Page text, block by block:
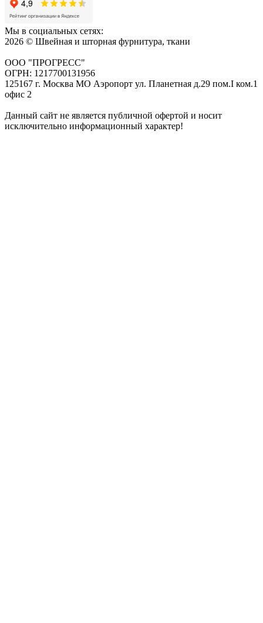
Мы в социальных сетях:
2026 © Швейная и шторная фурнитура, ткани
ООО "ПРОГРЕСС"
ОГРН: 1217700131956
125167 г. Москва МО Аэропорт ул. Планетная д.29 пом.I ком.1
офис 2
Данный сайт не является публичной офертой и носит
исключительно информационный характер!